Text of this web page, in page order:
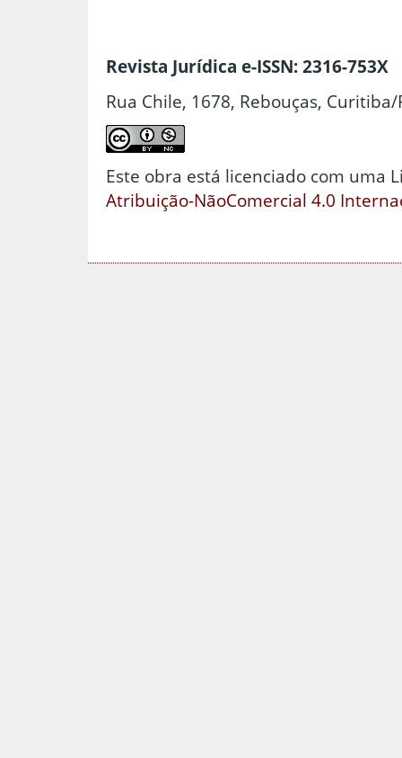
Revista Jurídica e-ISSN: 2316-753X
Rua Chile, 1678, Rebouças, Curitiba/
Este obra está licenciado com uma
Atribuição-NãoComercial 4.0